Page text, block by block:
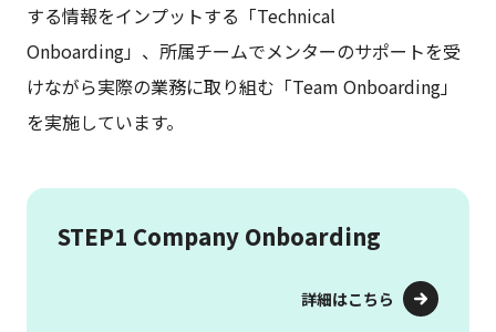
する情報をインプットする「Technical
Onboarding」、所属チームでメンターのサポートを受
けながら実際の業務に取り組む「Team Onboarding」
を実施しています。
STEP1 Company Onboarding
詳細はこちら